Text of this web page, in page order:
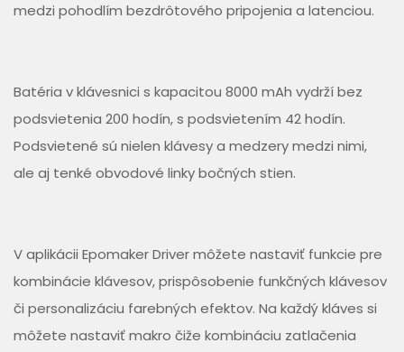
medzi pohodlím bezdrôtového pripojenia a latenciou.
Batéria v klávesnici s kapacitou 8000 mAh vydrží bez
podsvietenia 200 hodín, s podsvietením 42 hodín.
Podsvietené sú nielen klávesy a medzery medzi nimi,
ale aj tenké obvodové linky bočných stien.
V aplikácii Epomaker Driver môžete nastaviť funkcie pre
kombinácie klávesov, prispôsobenie funkčných klávesov
či personalizáciu farebných efektov. Na každý kláves si
môžete nastaviť makro čiže kombináciu zatlačenia